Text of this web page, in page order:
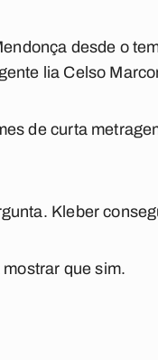
desde o
lia Celso
de curta
Kleber
mostrar que sim.